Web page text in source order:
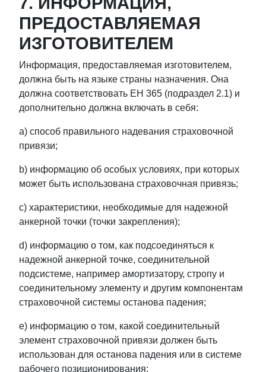
ПРЕДОСТАВЛЯЕМАЯ
ИЗГОТОВИТЕЛЕМ
Информация, предоставляемая изготовителем,
должна быть на языке страны назначения. Она
должна соответствовать ЕН 365 (подраздел 2.1) и
дополнительно должна включать в себя:
a) способ правильного надевания страховочной
привязи;
b) информацию об особых условиях, при которых
может быть использована страховочная привязь;
c) характеристики, необходимые для надежной
анкерной точки (точки закрепления);
d) информацию о том, как подсоединяться к
надежной анкерной точке, соединительной
подсистеме, например амортизатору, стропу и
соединительному элементу и другим компонентам
страховочной системы останова падения;
e) информацию о том, какой соединительный
элемент страховочной привязи должен быть
использован для останова падения или в системе
рабочего позиционирования;